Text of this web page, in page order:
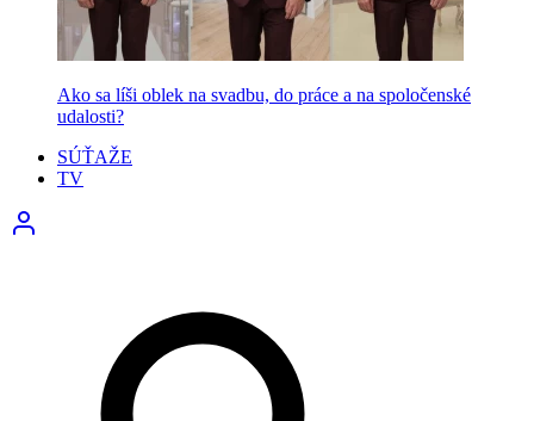
Ako sa líši oblek na svadbu, do práce a na spoločenské
udalosti?
SÚŤAŽE
TV